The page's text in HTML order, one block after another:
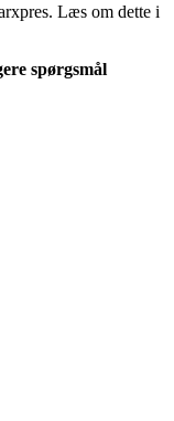
Læs om dette i
spørgsmål